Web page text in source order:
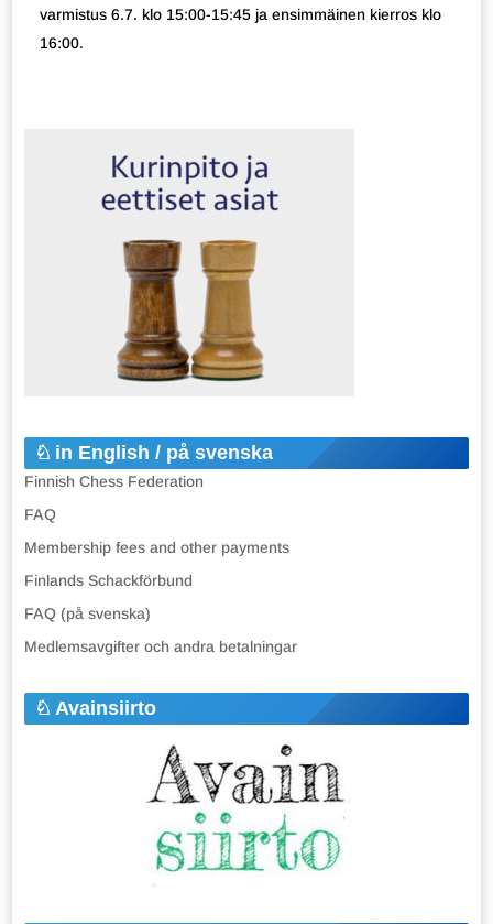
varmistus 6.7. klo 15:00-15:45 ja ensimmäinen kierros klo
16:00.
in English / på svenska
Finnish Chess Federation
FAQ
Membership fees and other payments
Finlands Schackförbund
FAQ (på svenska)
Medlemsavgifter och andra betalningar
Avainsiirto